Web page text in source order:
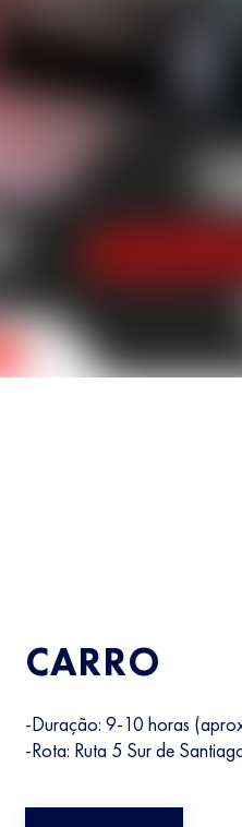
CARRO
-Duração: 9-10 horas
-Rota: Ruta 5 Sur de